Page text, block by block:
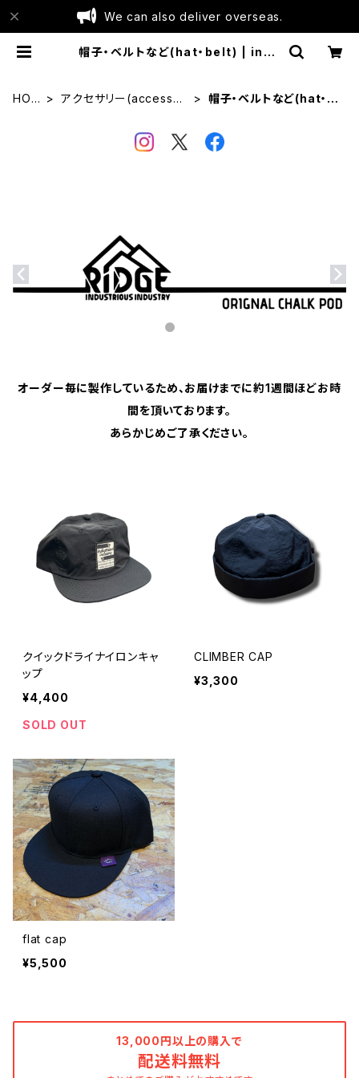
We can also deliver overseas.
帽子・ベルトなど(hat・belt) | indu
HOM
アクセサリー(accessori
帽子・ベルトなど(hat・b
オーダー毎に製作しているため、お届けまでに約1週間ほどお時
間を頂いております。
あらかじめご了承ください。
クイックドライナイロンキャ
ップ
¥4,400
SOLD OUT
CLIMBER CAP
¥3,300
flat cap
¥5,500
13,000円以上の購入で
配送料無料